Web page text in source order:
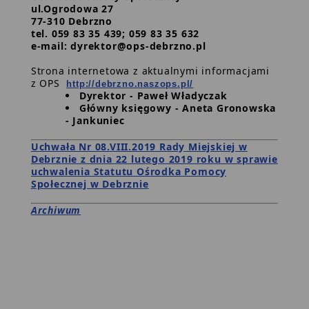
ul.Ogrodowa 27
77-310 Debrzno
tel. 059 83 35 439; 059 83 35 632
e-mail: dyrektor@ops-debrzno.pl
Strona internetowa z aktualnymi informacjami
z OPS
http://debrzno.naszops.pl/
Dyrektor - Paweł Władyczak
Główny księgowy -Aneta Gronowska
- Jankuniec
Uchwała Nr 08.VIII.2019 Rady Miejskiej w
Debrznie z dnia 22 lutego 2019 roku w sprawie
uchwalenia Statutu Ośrodka Pomocy
Społecznej w Debrznie
Archiwum